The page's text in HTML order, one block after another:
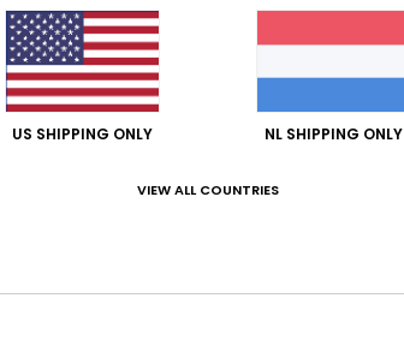
klanten
US SHIPPING ONLY NL SHIPPING ONLY
VIEW ALL COUNTRIES